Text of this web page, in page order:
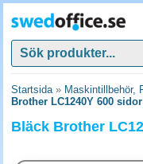
Startsida» Maskintillbehör,
Brother LC1240Y 600 sidor
Bläck Brother